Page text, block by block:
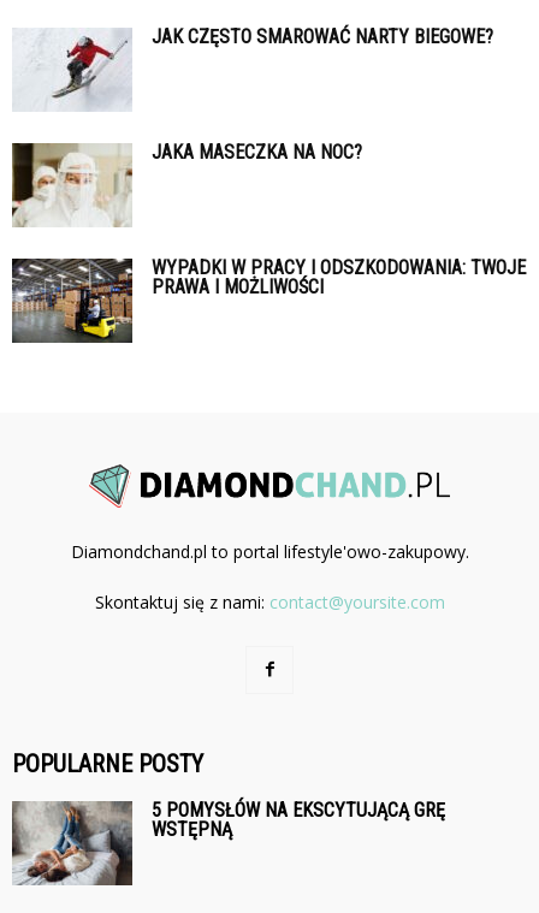
JAK CZĘSTO SMAROWAĆ NARTY BIEGOWE?
JAKA MASECZKA NA NOC?
WYPADKI W PRACY I ODSZKODOWANIA: TWOJE
PRAWA I MOŻLIWOŚCI
Diamondchand.pl to portal lifestyle'owo-zakupowy.
Skontaktuj się z nami: contact@yoursite.com
POPULARNE POSTY
5 POMYSŁÓW NA EKSCYTUJĄCĄ GRĘ
WSTĘPNĄ